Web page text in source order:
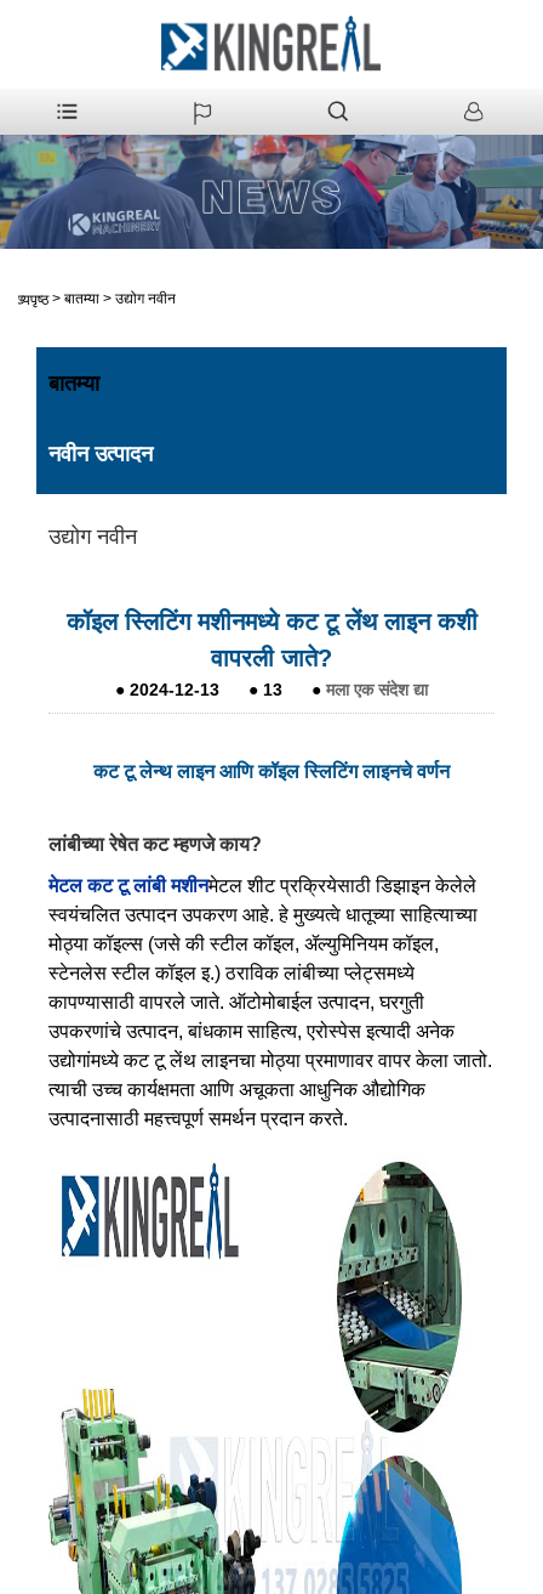
मुख्यपृष्ठ > बातम्या > उद्योग नवीन
बातम्या
नवीन उत्पादन
उद्योग नवीन
कॉइल स्लिटिंग मशीनमध्ये कट टू लेंथ लाइन कशी
वापरली जाते?
● 2024-12-13 ● 13 ● मला एक संदेश द्या
कट टू लेन्थ लाइन आणि कॉइल स्लिटिंग लाइनचे वर्णन
लांबीच्या रेषेत कट म्हणजे काय?
मेटल कट टू लांबी मशीनमेटल शीट प्रक्रियेसाठी डिझाइन केलेले
स्वयंचलित उत्पादन उपकरण आहे. हे मुख्यत्वे धातूच्या साहित्याच्या
मोठ्या कॉइल्स (जसे की स्टील कॉइल, ॲल्युमिनियम कॉइल,
स्टेनलेस स्टील कॉइल इ.) ठराविक लांबीच्या प्लेट्समध्ये
कापण्यासाठी वापरले जाते. ऑटोमोबाईल उत्पादन, घरगुती
उपकरणांचे उत्पादन, बांधकाम साहित्य, एरोस्पेस इत्यादी अनेक
उद्योगांमध्ये कट टू लेंथ लाइनचा मोठ्या प्रमाणावर वापर केला जातो.
त्याची उच्च कार्यक्षमता आणि अचूकता आधुनिक औद्योगिक
उत्पादनासाठी महत्त्वपूर्ण समर्थन प्रदान करते.